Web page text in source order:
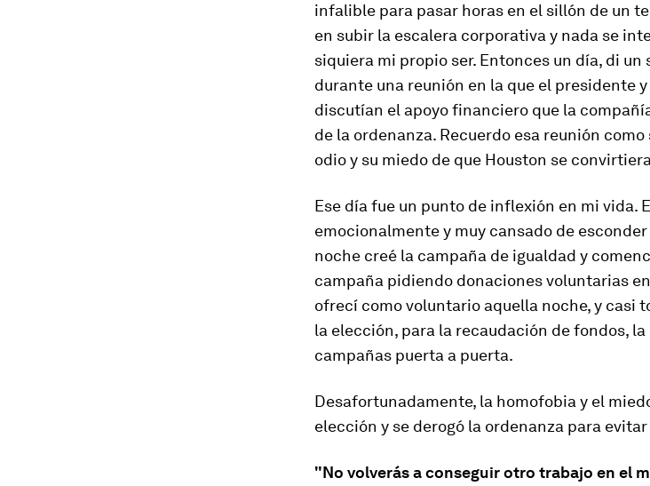
infalible para pasar horas en el sillón de un
en subir la escalera corporativa y nada se
siquiera mi propio ser. Entonces un día, di
durante una reunión en la que el presidente
discutían el apoyo financiero que la
de la ordenanza. Recuerdo esa reunión como
odio y su miedo de que Houston se
Ese día fue un punto de inflexión en mi vida.
emocionalmente y muy cansado de
noche creé la campaña de igualdad y
campaña pidiendo donaciones voluntarias
ofrecí como voluntario aquella noche, y casi
la elección, para la recaudación de fondos,
campañas puerta a puerta.
Desafortunadamente, la homofobia y el
elección y se derogó la ordenanza para
"No volverás a conseguir otro trabajo en el